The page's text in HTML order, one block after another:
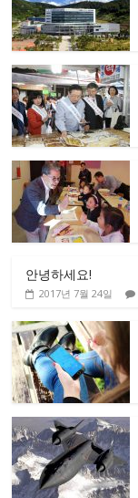
안녕하세요!
2017년 7월 24일